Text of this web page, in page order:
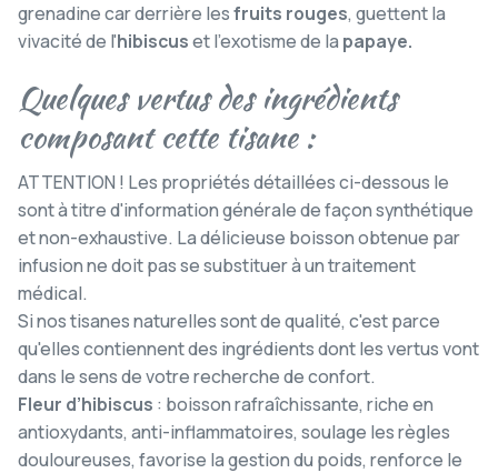
grenadine car derrière lesfruits rouges, guettent la
vivacité de l'hibiscuset l'exotisme de la papaye.
Quelques vertus des ingrédients
composant cette tisane :
ATTENTION ! Les propriétés détaillées ci-dessous le
sont à titre d'information générale de façon synthétique
et non-exhaustive. La délicieuse boisson obtenue par
infusion ne doit pas se substituer à un traitement
médical.
Si nos tisanes naturelles sont de qualité, c'est parce
qu'elles contiennent des ingrédients dont les vertus vont
dans le sens de votre recherche de confort.
Fleur d’hibiscus : boisson rafraîchissante, riche en
antioxydants, anti-inflammatoires, soulage les règles
douloureuses, favorise la gestion du poids, renforce le